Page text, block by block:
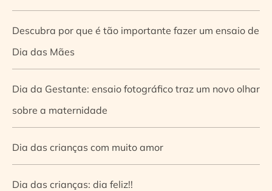
Descubra por que é tão importante fazer um ensaio de
Dia das Mães
Dia da Gestante: ensaio fotográfico traz um novo olhar
sobre a maternidade
Dia das crianças com muito amor
Dia das crianças: dia feliz!!